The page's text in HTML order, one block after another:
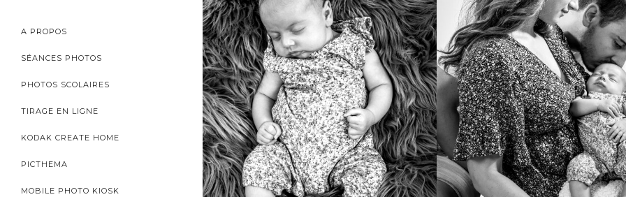
A PROPOS
SÉANCES PHOTOS
PHOTOS SCOLAIRES
TIRAGE EN LIGNE
KODAK CREATE HOME
PICTHEMA
MOBILE PHOTO KIOSK